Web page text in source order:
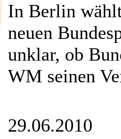
In Berlin
neuen
unklar, ob
WM seinen
29.06.2010